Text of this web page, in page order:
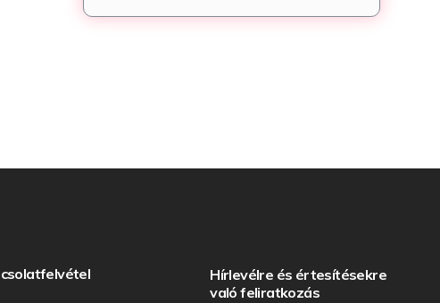
Hírlevélre és értesítésekre
való feliratkozás